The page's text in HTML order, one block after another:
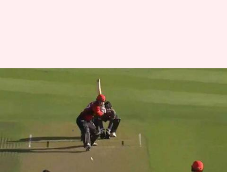
न्यूजीलैंड के बल्लेबाज ने लगाए एक
ओवर में लगातार छह छक्के, देखें
Jan 05, 2020